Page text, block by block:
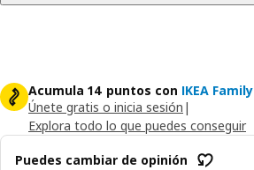
Acumula 14 puntos con IKEA Family
Únete gratis o inicia sesión |
Explora todo lo que puedes conseguir
Puedes cambiar de opinión